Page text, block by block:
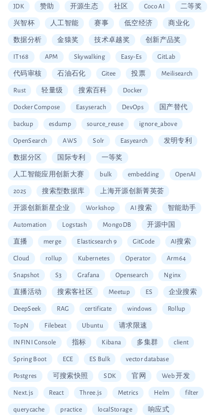
JDK 赞助 开源生态 社区 Coco AI 二等奖
兴智杯 人工智能 赛事 低空经济 商业化
数据分析 金猿奖 技术卓越奖 创新产品奖
IT168 APM Skywalking Easy-Es GitLab
代码审核 石油石化 Gitee 投票 Meilisearch
Rust 轻量级 搜索百科 Docker
Docker Compose Easyserach DevOps 国产替代
backup esdump source_reuse ignore_above
OpenSearch AWS Solr Easyearch 发明专利
数据分区 国际专利 一等奖
人工智能应用创新大赛 bulk embedding OpenAI
2025 搜索型数据库 上海开源创新菁英荟
开源创新新星企业 Workshop AI 搜索 智能助手
Automation Logstash MongoDB 开源中国
直播 merge Elasticsearch 9 GitCode AI搜索
Cloud rollup Kubernetes Operator Arm64
Snapshot S3 Grafana Opensearch Nginx
直播活动 搜索客社区 Meetup ES 企业搜索
DeepSeek RAG certificate windows Rollup
TopN Filebeat Ubuntu 请求限速
INFINI Console 指标 Kibana 多集群 client
Spring Boot ECE ES Bulk vector database
Postgres 可搜索快照 SDK 官网 Web 开发
Next.js React Three.js Metrics Helm filter
querycache practice localStorage 响应式